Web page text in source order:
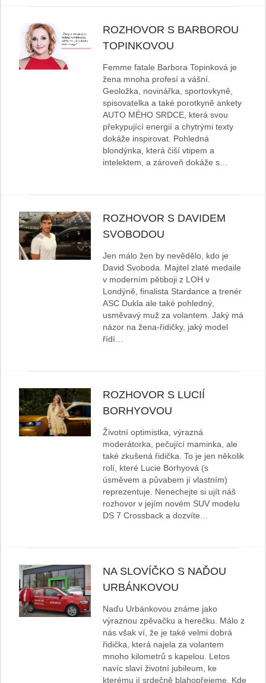
ROZHOVOR S BARBOROU
TOPINKOVOU
Femme fatale Barbora Topinková je
žena mnoha profesí a vášní.
Geoložka, novinářka, sportovkyně,
spisovatelka a také porotkyně ankety
AUTO MÉHO SRDCE, která svou
překypující energií a chytrými texty
dokáže inspirovat. Pohledná
blondýnka, která čiší vtipem a
intelektem, a zároveň dokáže s…
ROZHOVOR S DAVIDEM
SVOBODOU
Jen málo žen by nevědělo, kdo je
David Svoboda. Majitel zlaté medaile
v moderním pětiboji z LOH v
Londýně, finalista Stardance a trenér
ASC Dukla ale také pohledný,
usměvavý muž za volantem. Jaký má
názor na žena-řidičky, jaký model
řídí…
ROZHOVOR S LUCIÍ
BORHYOVOU
Životní optimistka, výrazná
moderátorka, pečující maminka, ale
také zkušená řidička. To je jen několik
rolí, které Lucie Borhyová (s
úsměvem a půvabem jí vlastním)
reprezentuje. Nenechejte si ujít náš
rozhovor v jejím novém SUV modelu
DS 7 Crossback a dozvíte…
NA SLOVÍČKO S NAĎOU
URBÁNKOVOU
Naďu Urbánkovou známe jako
výraznou zpěvačku a herečku. Málo z
nás však ví, že je také velmi dobrá
řidička, která najela za volantem
mnoho kilometrů s kapelou. Letos
navíc slaví životní jubileum, ke
kterému jí srdečně blahopřejeme. Kde